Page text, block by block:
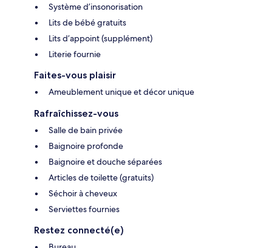
Système d’insonorisation
Lits de bébé gratuits
Lits d’appoint (supplément)
Literie fournie
Faites-vous plaisir
Ameublement unique et décor unique
Rafraîchissez-vous
Salle de bain privée
Baignoire profonde
Baignoire et douche séparées
Articles de toilette (gratuits)
Séchoir à cheveux
Serviettes fournies
Restez connecté(e)